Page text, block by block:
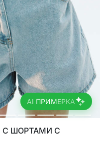
AI ПРИМЕРКА
ШОРТАМИ С